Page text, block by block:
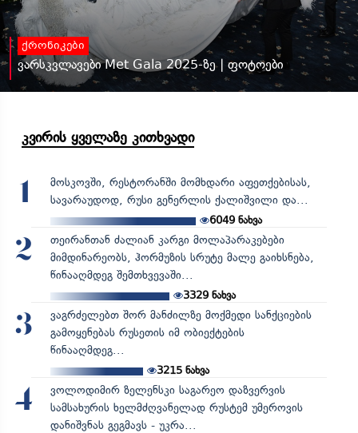
ქრონიკები
ვარსკვლავები Met Gala 2025-ზე | ფოტოები
კვირის ყველაზე კითხვადი
1
მოსკოვში, რესტორანში მომხდარი აფეთქებისას,
სავარაუდოდ, რუსი გენერლის ქალიშვილი და...
6049 ნახვა
2
თეირანთან ძალიან კარგი მოლაპარაკებები
მიმდინარეობს, ჰორმუზის სრუტე მალე გაიხსნება,
წინააღმდეგ შემთხვევაში...
3329ნახვა
3
ვაგრძელებთ შორ მანძილზე მოქმედი სანქციების
გამოყენებას რუსეთის იმ ობიექტების
წინააღმდეგ...
3215ნახვა
4
ვოლოდიმირ ზელენსკი საგარეო დაზვერვის
სამსახურის ხელმძღვანელად რუსტემ უმეროვის
დანიშვნას გეგმავს - უკრა...